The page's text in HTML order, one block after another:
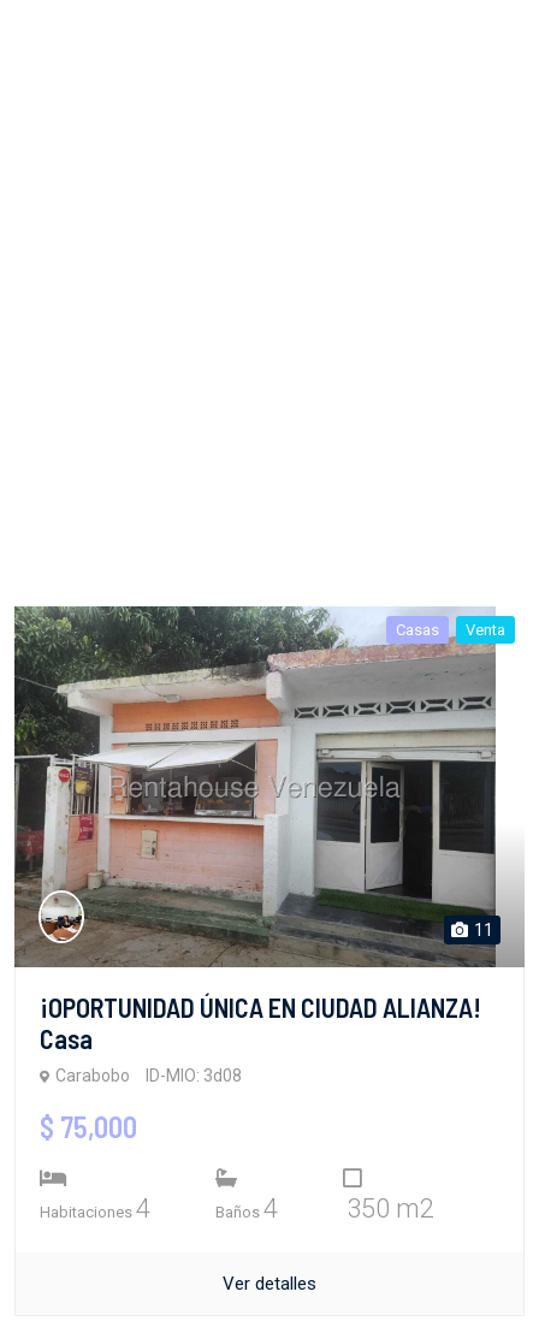
Casas Venta
11
¡OPORTUNIDAD ÚNICA EN CIUDAD ALIANZA!
Casa
Carabobo ID-MIO: 3d08
$ 75,000
Habitaciones 4 Baños 4 350 m2
Ver detalles